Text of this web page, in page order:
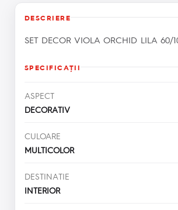
DESCRIERE
SET DECOR VIOLA ORCHID LILA 60/
SPECIFICAŢII
ASPECT
DECORATIV
CULOARE
MULTICOLOR
DESTINATIE
INTERIOR